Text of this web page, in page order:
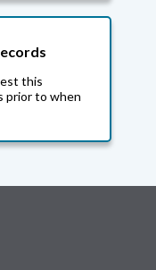
this
prior to when